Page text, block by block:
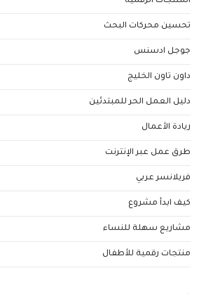
تحسين محركات البحث
جوجل ادسنس
داون تاون الخليج
دليل العمل الحر للمبتدئين
ريادة الأعمال
طرق عمل عبر الإنترنت
فريلانسر عربي
كيف ابدأ مشروع
مشاريع سهلة للنساء
منتجات رقمية للأطفال